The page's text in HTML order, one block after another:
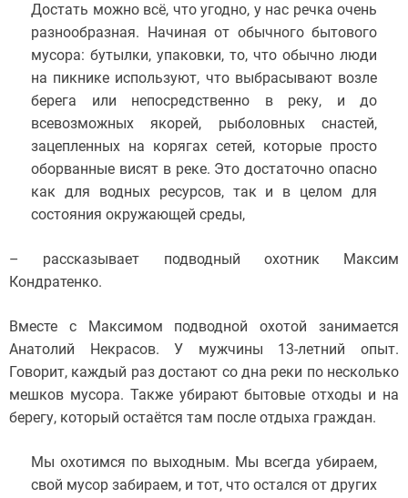
Достать можно всё, что угодно, у нас речка очень
разнообразная. Начиная от обычного бытового
мусора: бутылки, упаковки, то, что обычно люди
на пикнике используют, что выбрасывают возле
берега или непосредственно в реку, и до
всевозможных якорей, рыболовных снастей,
зацепленных на корягах сетей, которые просто
оборванные висят в реке. Это достаточно опасно
как для водных ресурсов, так и в целом для
состояния окружающей среды,
– рассказывает подводный охотник Максим
Кондратенко.
Вместе с Максимом подводной охотой занимается
Анатолий Некрасов. У мужчины 13-летний опыт.
Говорит, каждый раз достают со дна реки по несколько
мешков мусора. Также убирают бытовые отходы и на
берегу, который остаётся там после отдыха граждан.
Мы охотимся по выходным. Мы всегда убираем,
свой мусор забираем, и тот, что остался от других